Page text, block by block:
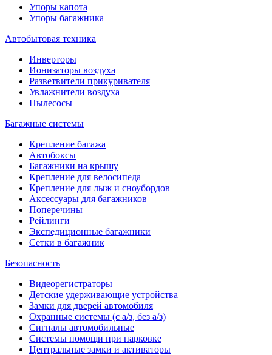
Упоры капота
Упоры багажника
Автобытовая техника
Инверторы
Ионизаторы воздуха
Разветвители прикуривателя
Увлажнители воздуха
Пылесосы
Багажные системы
Крепление багажа
Автобоксы
Багажники на крышу
Крепление для велосипеда
Крепление для лыж и сноубордов
Аксессуары для багажников
Поперечины
Рейлинги
Экспедиционные багажники
Сетки в багажник
Безопасность
Видеорегистраторы
Детские удерживающие устройства
Замки для дверей автомобиля
Охранные системы (с а/з, без а/з)
Сигналы автомобильные
Системы помощи при парковке
Центральные замки и активаторы